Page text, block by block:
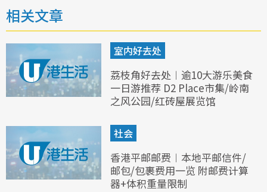
相关文章
室内好去处
荔枝角好去处︱逾10大游乐美食
一日游推荐 D2 Place市集/岭南
之风公园/红砖屋展览馆
社会
香港平邮邮费︱本地平邮信件/
邮包/包裹费用一览 附邮费计算
器+体积重量限制